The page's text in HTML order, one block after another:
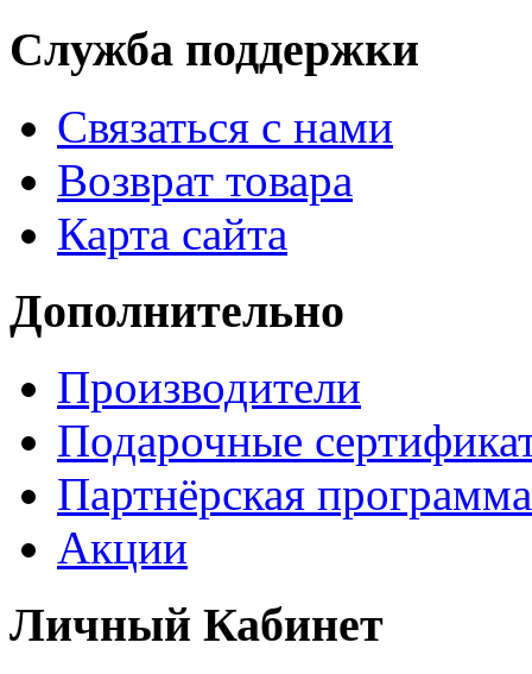
Служба поддержки
Связаться с нами
Возврат товара
Карта сайта
Дополнительно
Производители
Подарочные
Партнёрская программа
Акции
Личный Кабинет